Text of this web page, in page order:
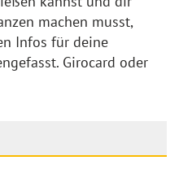
machen musst,
Infos für deine
Girocard oder